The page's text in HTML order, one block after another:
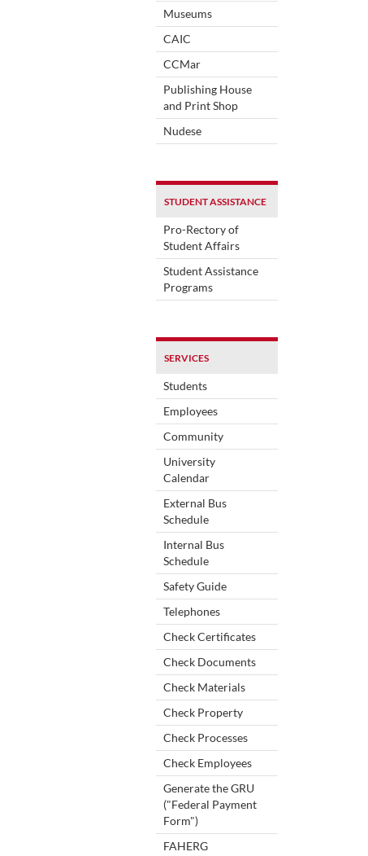
Museums
CAIC
CCMar
Publishing House
and Print Shop
Nudese
STUDENT ASSISTANCE
Pro-Rectory of
Student Affairs
Student Assistance
Programs
SERVICES
Students
Employees
Community
University
Calendar
External Bus
Schedule
Internal Bus
Schedule
Safety Guide
Telephones
Check Certificates
Check Documents
Check Materials
Check Property
Check Processes
Check Employees
Generate the GRU
("Federal Payment
Form")
FAHERG